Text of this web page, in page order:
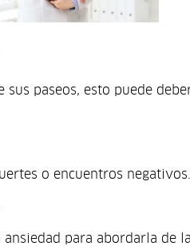
paseos, esto puede
o encuentros negativos.
para abordarla de